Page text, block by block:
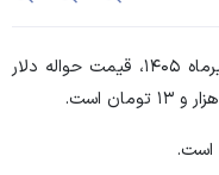
به گزارش خبرنگار ایبنا؛ امروز پنجشنبه ۱۱ تیرماه ۱۴۰۵، قیمت حواله دلار